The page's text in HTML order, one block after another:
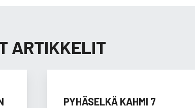
ARTIKKELIT
PYHÄSELKÄ KAHMI 7